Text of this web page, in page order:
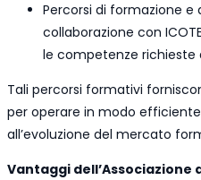
Percorsi di formazione
collaborazione con
le competenze richieste
Tali percorsi formativi
per operare in modo
all’evoluzione del mercato
Vantaggi dell’Associazione